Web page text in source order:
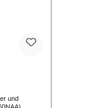
und